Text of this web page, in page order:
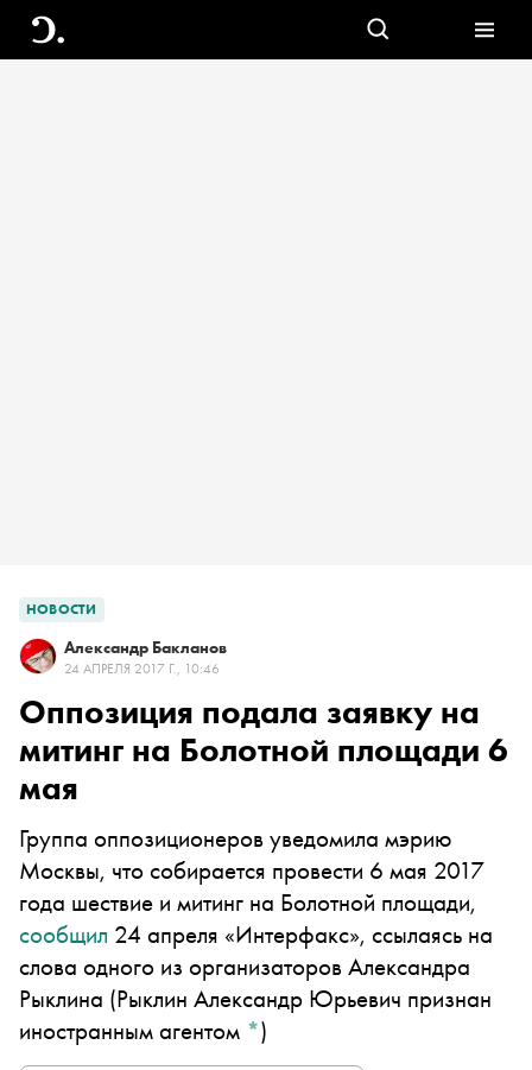
НОВОСТИ
Александр Бакланов
24 АПРЕЛЯ 2017 Г., 10:46
Оппозиция подала заявку на
митинг на Болотной площади 6
мая
Группа оппозиционеров уведомила мэрию
Москвы, что собирается провести 6 мая 2017
года шествие и митинг на Болотной площади,
сообщил 24 апреля «Интерфакс», ссылаясь на
слова одного из организаторовАлександра
Рыклина (Рыклин Александр Юрьевич признан
иностранным агентом *)